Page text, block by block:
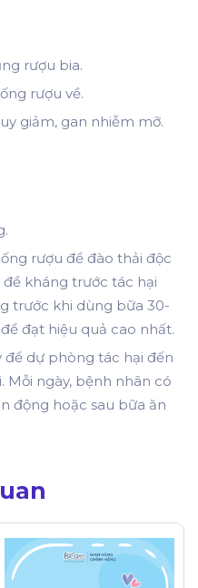
rượu bia.
rượu về.
giảm, gan nhiễm mỡ.
rượu để đào thải độc
kháng trước tác hại
trước khi dùng bữa 30-
đạt hiệu quả cao nhất.
để dự phòng tác hại đến
Mỗi ngày, bệnh nhân có
động hoặc sau bữa ăn